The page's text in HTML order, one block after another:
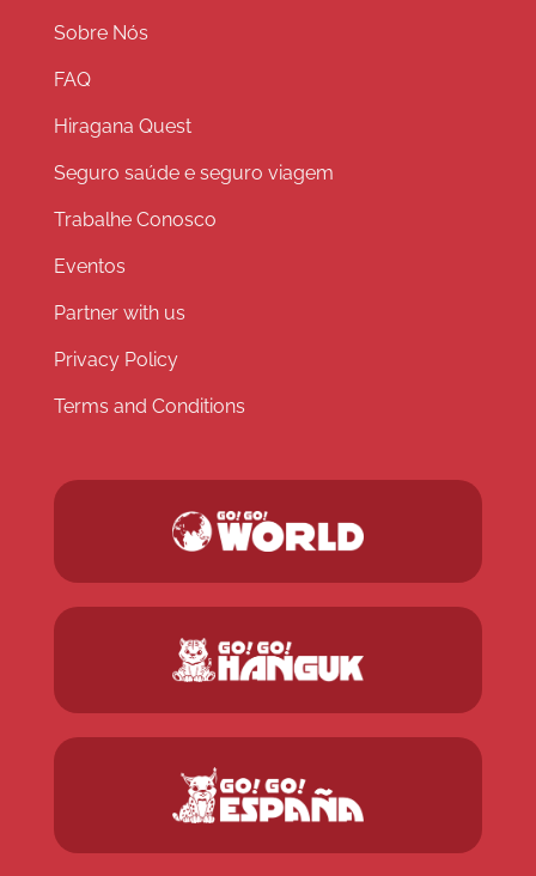
Sobre Nós
FAQ
Hiragana Quest
Seguro saúde e seguro viagem
Trabalhe Conosco
Eventos
Partner with us
Privacy Policy
Terms and Conditions